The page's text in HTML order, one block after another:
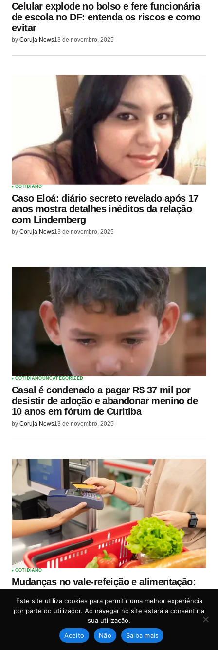
Celular explode no bolso e fere funcionária
de escola no DF: entenda os riscos e como
evitar
by Coruja News13 de novembro, 2025
COTIDIANO
Caso Eloá: diário secreto revelado após 17
anos mostra detalhes inéditos da relação
com Lindemberg
by Coruja News13 de novembro, 2025
COTIDIANOUNCATEGORIZED
Casal é condenado a pagar R$ 37 mil por
desistir de adoção e abandonar menino de
10 anos em fórum de Curitiba
by Coruja News13 de novembro, 2025
COTIDIANO
Mudanças no vale-refeição e alimentação:
menos custos
by Coruja News 14 de novembro, 2025
Este site utiliza cookies para permitir uma melhor experiência
por parte do utilizador. Ao navegar no site estará a consentir a
sua utilização.
Aceito
Não Saiba mais